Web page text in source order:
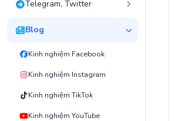
Telegram, Twitter
Blog
Kinh nghiệm Facebook
Kinh nghiệm Instagram
Kinh nghiệm TikTok
Kinh nghiệm YouTube